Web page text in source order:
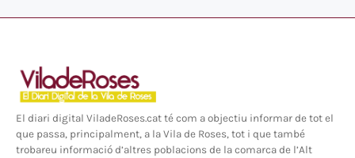
El diari digital ViladeRoses.cat té com a objectiu informar de tot el
que passa, principalment, a la Vila de Roses, tot i que també
trobareu informació d’altres poblacions de la comarca de l’Alt